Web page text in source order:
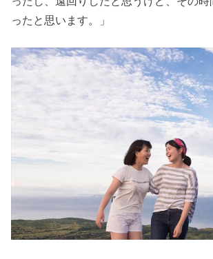
ったと思います。」